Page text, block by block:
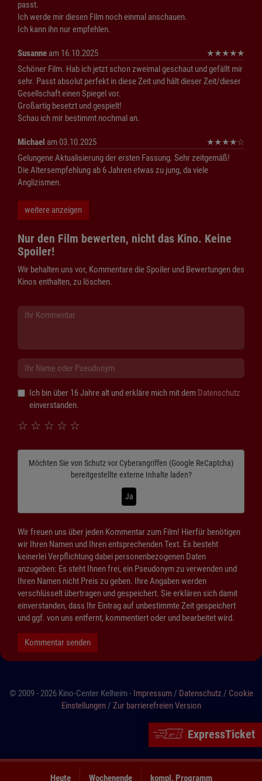
Heute Wochenende kompl. Programm
ExpressTicket
passt.
Ich werde mir diesen Film noch einmal anschauen.
Ich kann ihn nur empfehlen.
Susanne am 16.10.2025 ★★★★★
Schöner Film. Hab ich jetzt schon zweimal geschaut und gefällt mir
sehr. Passt absolut perfekt in diese Zeit und hält dieser Zeit/dieser
Gesellschaft einen Spiegel vor.
Großartig besetzt und gespielt!
Schau ich mir bestimmt nochmal an.
Michael am 03.10.2025 ★★★★☆
Gelungene Aktualisierung der ersten Fassung. Sehr zeitgemäß!
Die Altersempfehlung ab 6 Jahren etwas zu jung, da viele
Anglizismen.
weitere anzeigen
Nur den Film bewerten, nicht das Kino. Keine
Spoiler!
Wir behalten uns vor, Kommentare die Spoiler und Bewertungen des
Kinos enthalten, zu löschen.
Ich bin über 16 Jahre alt und erkläre mich mit dem Datenschutz
einverstanden.
☆
☆
☆
☆
☆
Möchten Sie von Schutz vor Cyberangriffen (Google ReCaptcha)
bereitgestellte externe Inhalte laden?
Ja
Wir freuen uns über jeden Kommentar zum Film! Hierfür benötigen
wir Ihren Namen und Ihren entsprechenden Text. Es besteht
keinerlei Verpflichtung dabei personenbezogenen Daten
anzugeben: Es steht Ihnen frei, ein Pseudonym zu verwenden und
Ihren Namen nicht Preis zu geben. Ihre Angaben werden
verschlüsselt übertragen und gespeichert. Sie erklären sich damit
einverstanden, dass Ihr Eintrag auf unbestimmte Zeit gespeichert
und ggf. von uns entfernt, kommentiert oder und bearbeitet wird.
Kommentar senden
© 2009 - 2026 Kino-Center Kelheim - Impressum/ Datenschutz / Cookie
Einstellungen/ Zur barrierefreien Version